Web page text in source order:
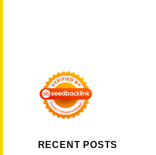
RECENT POSTS